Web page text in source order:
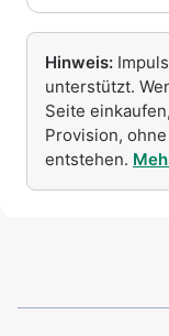
Hinweis:
unterstützt.
Seite
Provision,
entstehen.